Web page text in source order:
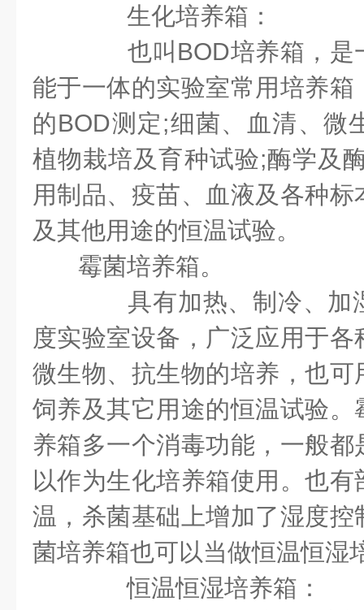
生化培养箱：
也叫 BOD培养箱，是
能于一体的实验室常用培养
的BOD测定;细菌、血清、微
植物栽培及育种试验;酶学及
用制品、疫苗、血液及各种
及其他用途的恒温试验。
霉菌培养箱。
具有加热、制冷、加
度实验室设备，广泛应用于
微生物、抗生物的培养，也
饲养及其它用途的恒温试验
养箱多一个消毒功能，一般
以作为生化培养箱使用。也
温，杀菌基础上增加了湿度
菌培养箱也可以当做恒温恒湿
恒温恒湿培养箱：